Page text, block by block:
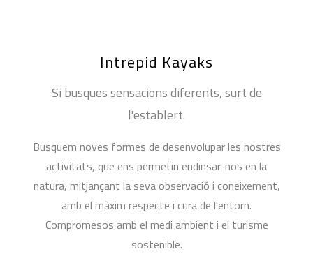
Intrepid Kayaks
Si busques sensacions diferents, surt de
l'establert.
Busquem noves formes de desenvolupar les nostres
activitats, que ens permetin endinsar-nos en la
natura, mitjançant la seva observació i coneixement,
amb el màxim respecte i cura de l'entorn.
Compromesos amb el medi ambient i el turisme
sostenible.